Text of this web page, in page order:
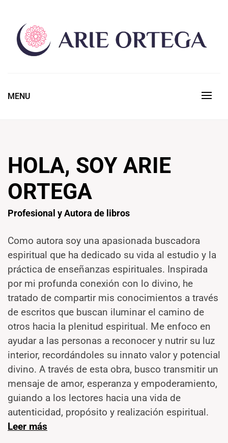
content
MENU
HOLA, SOY ARIE
ORTEGA
Profesional y Autora de libros
Como autora soy una apasionada buscadora
espiritual que ha dedicado su vida al estudio y la
práctica de enseñanzas espirituales. Inspirada
por mi profunda conexión con lo divino, he
tratado de compartir mis conocimientos a través
de escritos que buscan iluminar el camino de
otros hacia la plenitud espiritual. Me enfoco en
ayudar a las personas a reconocer y nutrir su luz
interior, recordándoles su innato valor y potencial
divino. A través de esta obra, busco transmitir un
mensaje de amor, esperanza y empoderamiento,
guiando a los lectores hacia una vida de
autenticidad, propósito y realización espiritual.
Leer más